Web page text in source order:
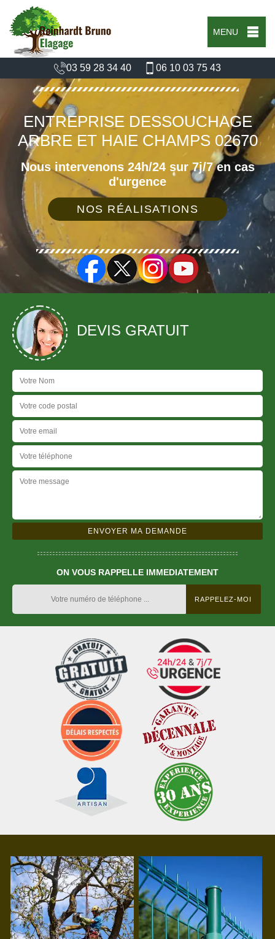
MENU
03 59 28 34 40 06 10 03 75 43
ENTREPRISE DESSOUCHAGE
ARBRE ET HAIE CHAMPS 02670
Nous intervenons 24h/24 sur 7j/7 en cas
d'urgence
NOS RÉALISATIONS
DEVIS GRATUIT
ON VOUS RAPPELLE IMMEDIATEMENT